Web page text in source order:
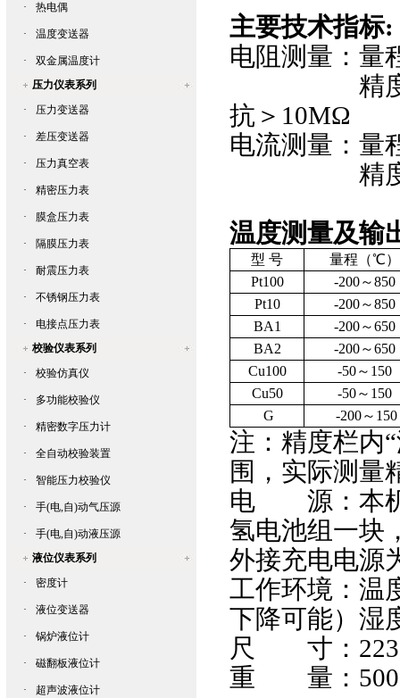
· 热电偶
· 温度变送器
·
双金属温度计
压力仪表系列
·
压力变送器
· 差压变送器
· 压力真空表
· 精密压力表
· 膜盒压力表
· 隔膜压力表
· 耐震压力表
· 不锈钢压力表
·
电接点压力表
校验仪表系列
·
校验仿真仪
· 多功能校验仪
· 精密数字压力计
· 全自动校验装置
· 智能压力校验仪
· 手(电,自)动气压源
·
手(电,自)动液压源
液位仪表系列
·
密度计
· 液位变送器
· 锅炉液位计
· 磁翻板液位计
·
超声波液位计
主要技术指标:
电阻测量：量
精度
抗＞ 10MΩ
电流测量：量程
精度
温度测量及输
型 号
量程（℃）
Pt100
-200～850
Pt10
-200～850
BA1
-200～650
BA2
-200～650
Cu100
-50～ 150
Cu50
-50～ 150
G
-200～ 150
注：精度栏
围，实际测
电
源：
氢电池组一块
外接充电电源
工作环境：温度
下降可能）湿
尺 寸： 223
重 量：